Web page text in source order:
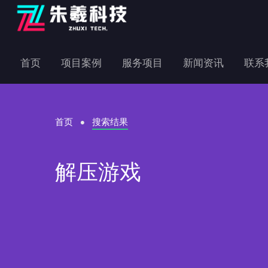
首页 项目案例 服务项目 新闻资讯 联系
首页 搜索结果
解压游戏